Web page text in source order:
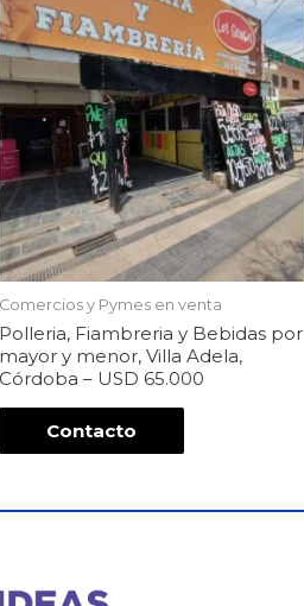
Comercios y Pymes en venta
Polleria, Fiambreria y Bebidas por
mayor y menor, Villa Adela,
Córdoba – USD 65.000
Contacto